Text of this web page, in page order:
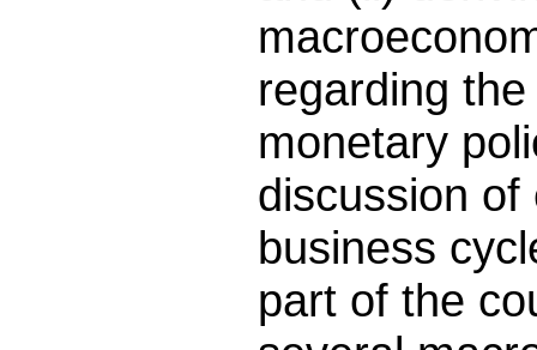
regarding
monetary
discussion
business
part of the